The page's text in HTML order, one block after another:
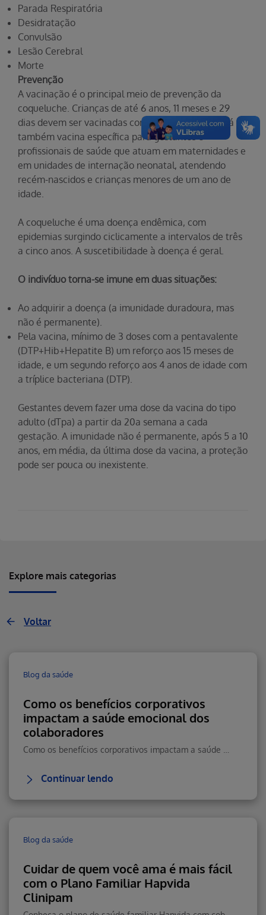
Parada Respiratória
Desidratação
Convulsão
Lesão Cerebral
Morte
Prevenção
A vacinação é o principal meio de prevenção da
coqueluche. Crianças de até 6 anos, 11 meses e 29
dias devem ser vacinadas contra a coqueluche. Há
também vacina específica para gestantes e
profissionais de saúde que atuam em maternidades e
em unidades de internação neonatal, atendendo
recém-nascidos e crianças menores de um ano de
idade.
A coqueluche é uma doença endêmica, com
epidemias surgindo ciclicamente a intervalos de três
a cinco anos. A suscetibilidade à doença é geral.
O indivíduo torna-se imune em duas situações:
Ao adquirir a doença (a imunidade duradoura, mas
não é permanente).
Pela vacina, mínimo de 3 doses com a pentavalente
(DTP+Hib+Hepatite B) um reforço aos 15 meses de
idade, e um segundo reforço aos 4 anos de idade com
a tríplice bacteriana (DTP).
Gestantes devem fazer uma dose da vacina do tipo
adulto (dTpa) a partir da 20a semana a cada
gestação. A imunidade não é permanente, após 5 a 10
anos, em média, da última dose da vacina, a proteção
pode ser pouca ou inexistente.
Explore mais categorias
Voltar
Blog da saúde
Como os benefícios corporativos
impactam a saúde emocional dos
colaboradores
Continuar lendo
Blog da saúde
Cuidar de quem você ama é mais fácil
com o Plano Familiar Hapvida
Clinipam